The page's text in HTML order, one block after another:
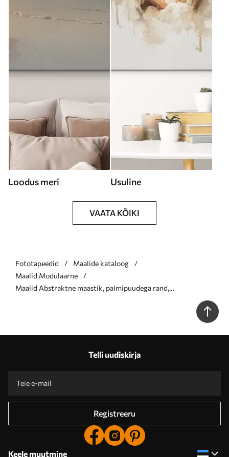
Loodus meri Usuline
VAATA KÕIKI
Fototapeedid
Maalide kataloog
Maalid Modulaarne
Maalid Abstraktne maastik, palmipuudega rand,
Telli uudiskirja
Registreeru
Keele muutmine